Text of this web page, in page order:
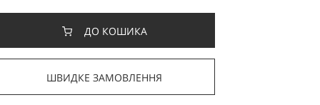
ДО КОШИКА
ШВИДКЕ ЗАМОВЛЕННЯ